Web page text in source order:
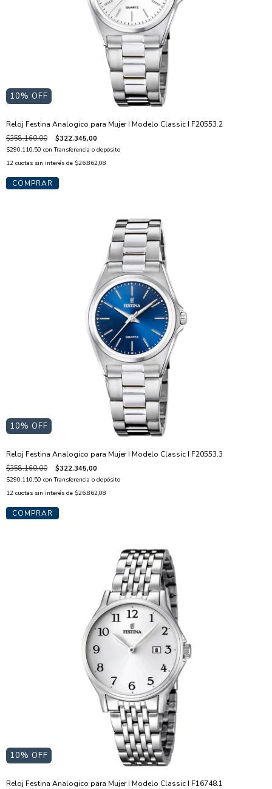
10% OFF
Reloj Festina Analogico para Mujer I Modelo Classic I F20553.2
$358.160,00 $322.345,00
$290.110,50 con Transferencia o depósito
12 cuotas sin interés de $26.862,08
10% OFF
Reloj Festina Analogico para Mujer I Modelo Classic I F20553.3
$358.160,00 $322.345,00
$290.110,50 con Transferencia o depósito
12 cuotas sin interés de $26.862,08
10% OFF
Reloj Festina Analogico para Mujer I Modelo Classic I F16748.1